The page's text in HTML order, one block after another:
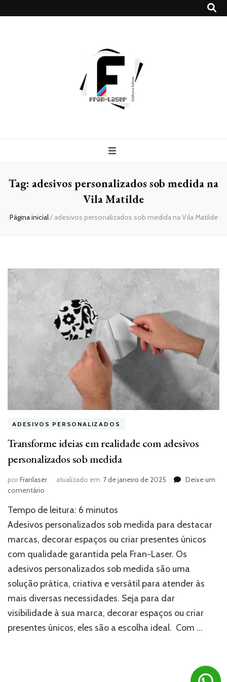
Tag: adesivos personalizados sob medida na
Vila Matilde
Página inicial/ adesivos personalizados sob medida na Vila Matilde
ADESIVOS PERSONALIZADOS
Transforme ideias em realidade com adesivos
personalizados sob medida
porFranlaser atualizado em 7 de janeiro de 2025
Deixe um
comentário
ideias
em
realidade
com
adesivos
personalizados
sob
medida
Tempo de leitura: 6 minutos
Adesivos personalizados sob medida para destacar
marcas, decorar espaços ou criar presentes únicos
com qualidade garantida pela Fran-Laser. Os
adesivos personalizados sob medida são uma
solução prática, criativa e versátil para atender às
mais diversas necessidades. Seja para dar
visibilidade à sua marca, decorar espaços ou criar
presentes únicos, eles são a escolha ideal. Com …